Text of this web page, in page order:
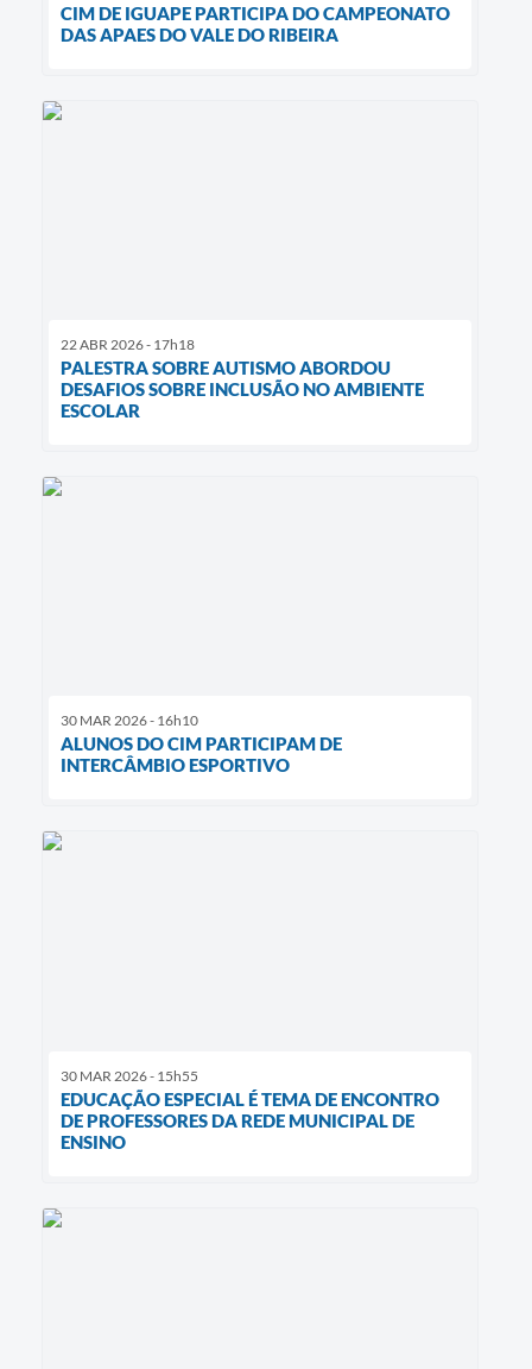
CIM DE IGUAPE PARTICIPA DO CAMPEONATO
DAS APAES DO VALE DO RIBEIRA
22 ABR 2026 - 17h18
PALESTRA SOBRE AUTISMO ABORDOU
DESAFIOS SOBRE INCLUSÃO NO AMBIENTE
ESCOLAR
30 MAR 2026 - 16h10
ALUNOS DO CIM PARTICIPAM DE
INTERCÂMBIO ESPORTIVO
30 MAR 2026 - 15h55
EDUCAÇÃO ESPECIAL É TEMA DE ENCONTRO
DE PROFESSORES DA REDE MUNICIPAL DE
ENSINO